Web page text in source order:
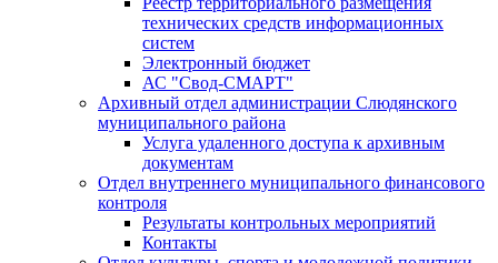
технических средств информационных
систем
Электронный бюджет
АС "Свод-СМАРТ"
Архивный отдел администрации Слюдянского
муниципального района
Услуга удаленного доступа к архивным
документам
Отдел внутреннего муниципального финансового
контроля
Результаты контрольных мероприятий
Контакты